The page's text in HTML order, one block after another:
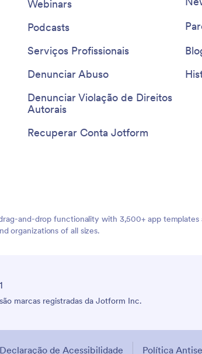
Webinars
Podcasts
Serviços Profissionais
Denunciar Abuso
Denunciar Violação de Direitos
Autorais
Recuperar Conta Jotform
and-drop functionality with 3,500+ app
organizations of all sizes.
marcas registradas da Jotform Inc.
Declaração de Acessibilidade Política